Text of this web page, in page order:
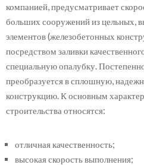
компанией, предусматривает
больших сооружений из цельных,
элементов (железобетонных
посредством заливки
специальную опалубку.
преобразуется в сплошную,
конструкцию. К основным
строительства относятся:
отличная качественность;
высокая скорость выполнения;